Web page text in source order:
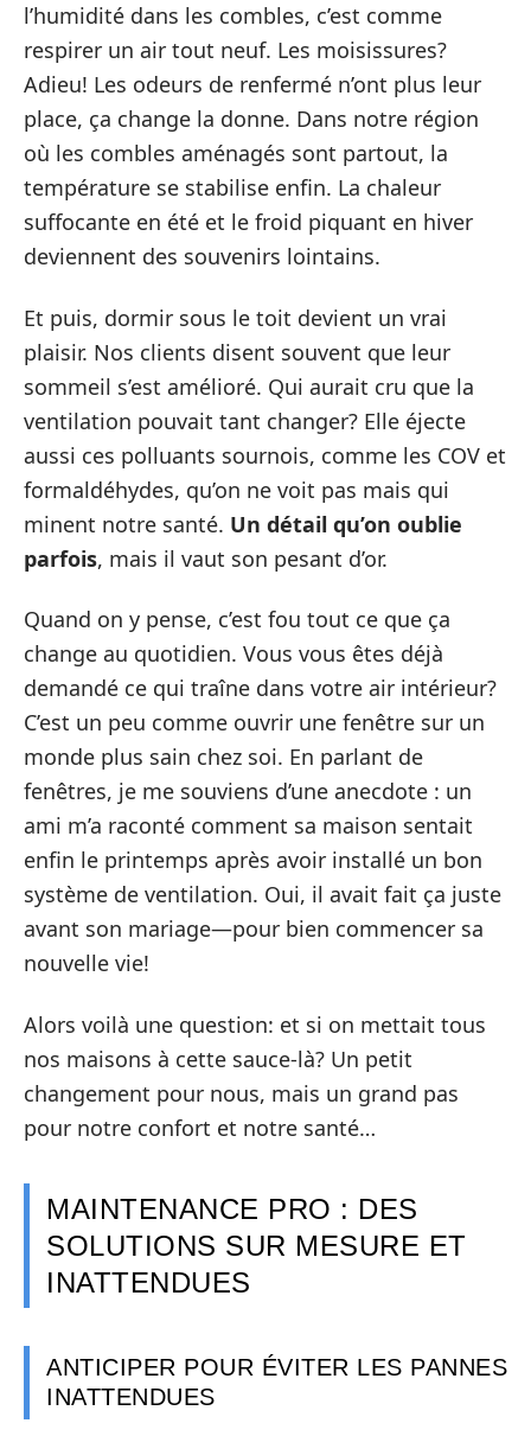
l’humidité dans les combles, c’est comme
respirer un air tout neuf. Les moisissures?
Adieu! Les odeurs de renfermé n’ont plus leur
place, ça change la donne. Dans notre région
où les combles aménagés sont partout, la
température se stabilise enfin. La chaleur
suffocante en été et le froid piquant en hiver
deviennent des souvenirs lointains.
Et puis, dormir sous le toit devient un vrai
plaisir. Nos clients disent souvent que leur
sommeil s’est amélioré. Qui aurait cru que la
ventilation pouvait tant changer? Elle éjecte
aussi ces polluants sournois, comme les COV et
formaldéhydes, qu’on ne voit pas mais qui
minent notre santé. Un détail qu’on oublie
parfois, mais il vaut son pesant d’or.
Quand on y pense, c’est fou tout ce que ça
change au quotidien. Vous vous êtes déjà
demandé ce qui traîne dans votre air intérieur?
C’est un peu comme ouvrir une fenêtre sur un
monde plus sain chez soi. En parlant de
fenêtres, je me souviens d’une anecdote : un
ami m’a raconté comment sa maison sentait
enfin le printemps après avoir installé un bon
système de ventilation. Oui, il avait fait ça juste
avant son mariage—pour bien commencer sa
nouvelle vie!
Alors voilà une question: et si on mettait tous
nos maisons à cette sauce-là? Un petit
changement pour nous, mais un grand pas
pour notre confort et notre santé…
MAINTENANCE PRO : DES
SOLUTIONS SUR MESURE ET
INATTENDUES
ANTICIPER POUR ÉVITER LES PANNES
INATTENDUES